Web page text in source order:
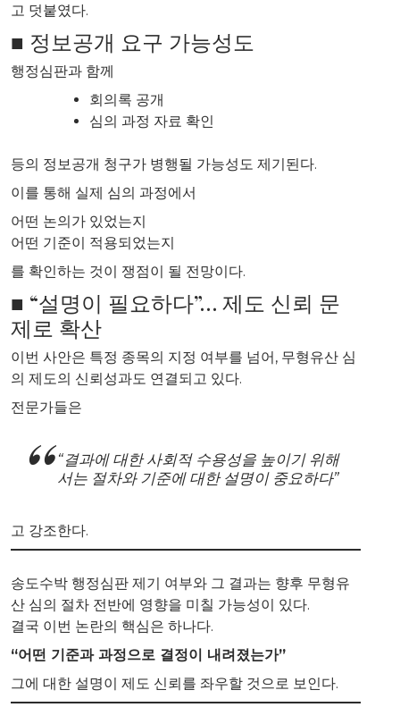
고 덧붙였다.
■ 정보공개 요구 가능성도
행정심판과 함께
회의록 공개
심의 과정 자료 확인
등의 정보공개 청구가 병행될 가능성도 제기된다.
이를 통해 실제 심의 과정에서
어떤 논의가 있었는지
어떤 기준이 적용되었는지
를 확인하는 것이 쟁점이 될 전망이다.
■ “설명이 필요하다”… 제도 신뢰 문
제로 확산
이번 사안은 특정 종목의 지정 여부를 넘어, 무형유산 심
의 제도의 신뢰성과도 연결되고 있다.
전문가들은
“결과에 대한 사회적 수용성을 높이기 위해
서는 절차와 기준에 대한 설명이 중요하다”
고 강조한다.
송도수박 행정심판 제기 여부와 그 결과는 향후 무형유
산 심의 절차 전반에 영향을 미칠 가능성이 있다.
결국 이번 논란의 핵심은 하나다.
“어떤 기준과 과정으로 결정이 내려졌는가”
그에 대한 설명이 제도 신뢰를 좌우할 것으로 보인다.